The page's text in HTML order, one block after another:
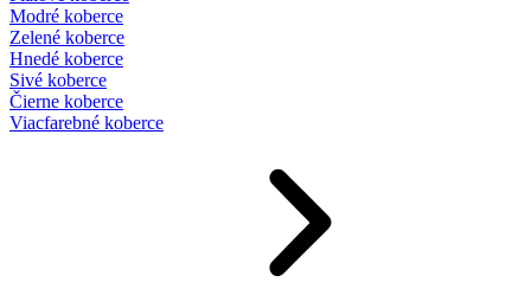
Modré koberce
Zelené koberce
Hnedé koberce
Sivé koberce
Čierne koberce
Viacfarebné koberce